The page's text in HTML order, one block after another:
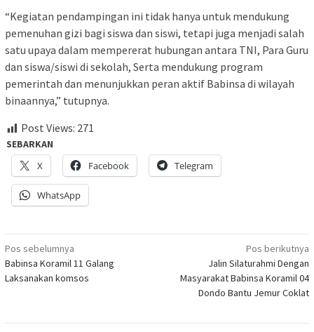
“Kegiatan pendampingan ini tidak hanya untuk mendukung
pemenuhan gizi bagi siswa dan siswi, tetapi juga menjadi salah
satu upaya dalam mempererat hubungan antara TNI, Para Guru
dan siswa/siswi di sekolah, Serta mendukung program
pemerintah dan menunjukkan peran aktif Babinsa di wilayah
binaannya,” tutupnya.
Post Views: 271
SEBARKAN
X
Facebook Telegram
WhatsApp
Navigasi
pos
Pos sebelumnya
Babinsa Koramil 11 Galang
Laksanakan komsos
Pos berikutnya
Jalin Silaturahmi Dengan
Masyarakat Babinsa Koramil 04
Dondo Bantu Jemur Coklat